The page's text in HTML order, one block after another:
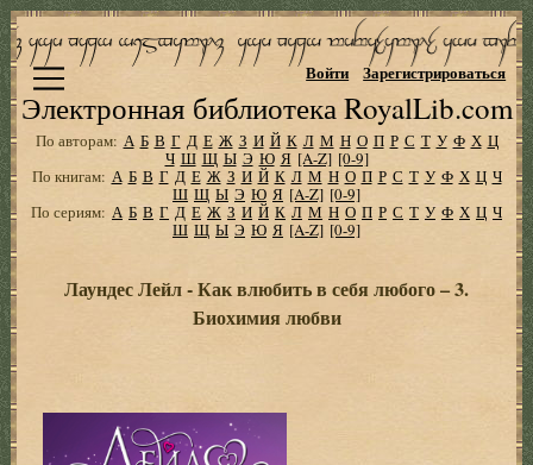
Электронная библиотека RoyalLib.com
Войти Зарегистрироваться
По авторам: А Б В Г Д Е Ж З И Й К Л М Н О П Р С Т У Ф Х Ц
Ч Ш Щ Ы Э Ю Я [A-Z] [0-9]
По книгам: А Б В Г Д Е Ж З И Й К Л М Н О П Р С Т У Ф Х Ц Ч
Ш Щ Ы Э Ю Я [A-Z] [0-9]
По сериям: А Б В Г Д Е Ж З И Й К Л М Н О П Р С Т У Ф Х Ц Ч
Ш Щ Ы Э Ю Я [A-Z] [0-9]
Лаундес Лейл - Как влюбить в себя любого – 3.
Биохимия любви